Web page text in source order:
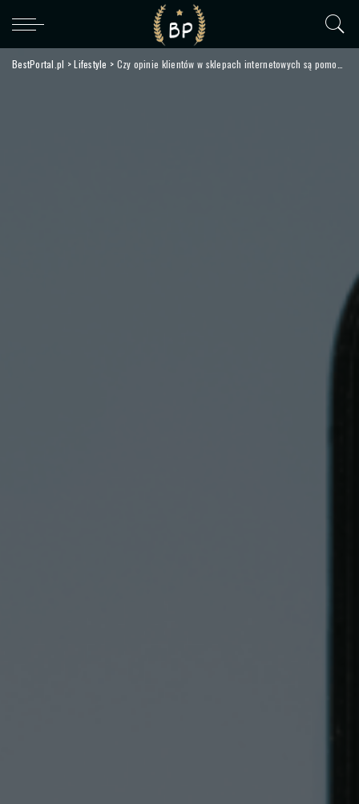
BestPortal.pl >Lifestyle > Czy opinie klientów w sklepach internetowych są pomocne w dokonaniu zakupu?